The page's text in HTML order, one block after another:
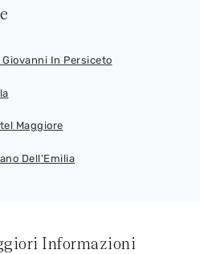
In Persiceto
Maggiore
Dell'Emilia
Informazioni